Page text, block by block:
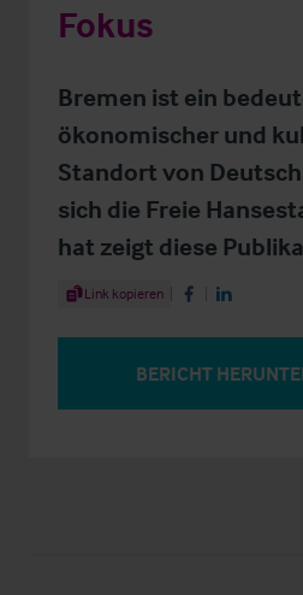
Fokus
Bremen ist ein
ökonomischer und
Standort von
sich die Freie
hat zeigt diese
Share Article
Link kopieren Share on Facebook
Share on
BERICHT